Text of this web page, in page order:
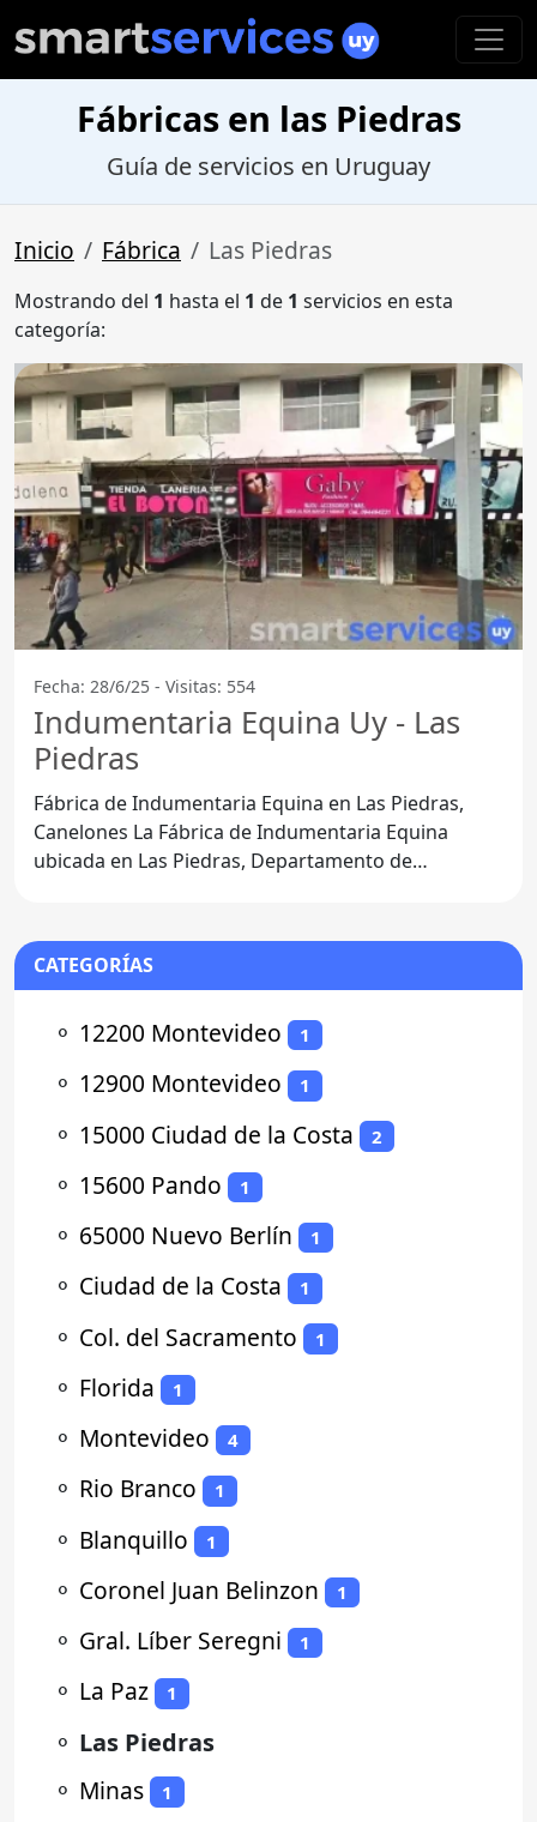
Fábricas en las Piedras
Guía de servicios en Uruguay
Inicio Fábrica Las Piedras
Mostrando del 1 hasta el 1 de 1 servicios en esta
categoría:
Fecha: 28/6/25 - Visitas: 554
Indumentaria Equina Uy - Las
Piedras
Fábrica de Indumentaria Equina en Las Piedras,
Canelones La Fábrica de Indumentaria Equina
ubicada en Las Piedras, Departamento de
CATEGORÍAS
⚬ 12200 Montevideo 1
⚬ 12900 Montevideo 1
⚬ 15000 Ciudad de la Costa 2
⚬ 15600 Pando 1
⚬ 65000 Nuevo Berlín 1
⚬ Ciudad de la Costa 1
⚬ Col. del Sacramento 1
⚬ Florida 1
⚬ Montevideo 4
⚬ Rio Branco 1
⚬ Blanquillo 1
⚬ Coronel Juan Belinzon 1
⚬ Gral. Líber Seregni 1
⚬ La Paz 1
⚬ Las Piedras
⚬ Minas 1